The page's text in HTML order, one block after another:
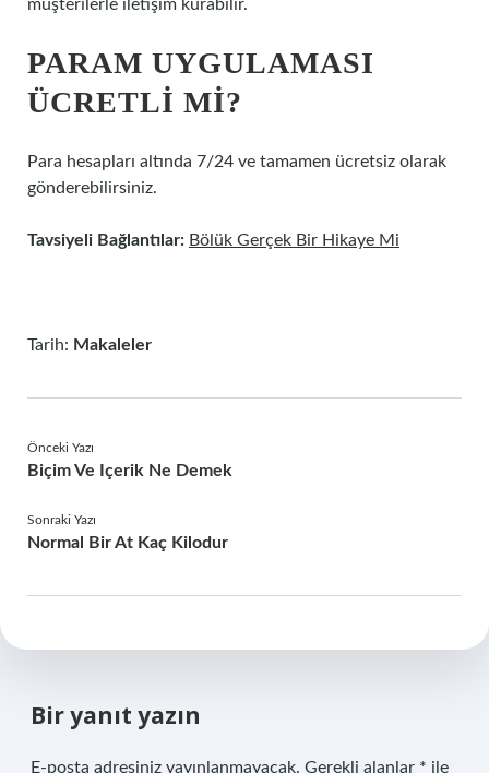
müşterilerle iletişim kurabilir.
PARAM UYGULAMASI
ÜCRETLI MI?
Para hesapları altında 7/24 ve tamamen ücretsiz olarak
gönderebilirsiniz.
Tavsiyeli Bağlantılar: Bölük Gerçek Bir Hikaye Mi
Tarih: Makaleler
Önceki Yazı
Biçim Ve Içerik Ne Demek
Sonraki Yazı
Normal Bir At Kaç Kilodur
Bir yanıt yazın
E-posta adresiniz yayınlanmayacak. Gerekli alanlar * ile